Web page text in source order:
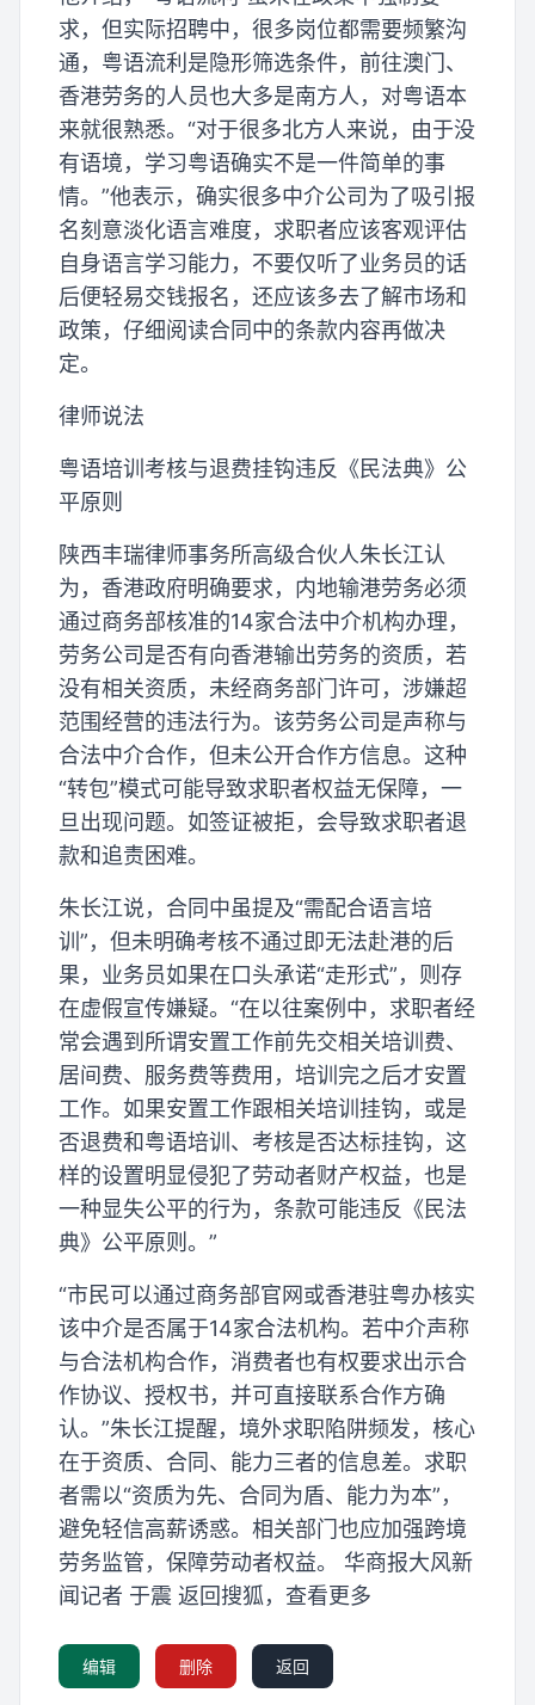
求，但实际招聘中，很多岗位都需要频繁沟
通，粤语流利是隐形筛选条件，前往澳门、
香港劳务的人员也大多是南方人，对粤语本
来就很熟悉。“对于很多北方人来说，由于没
有语境，学习粤语确实不是一件简单的事
情。”他表示，确实很多中介公司为了吸引报
名刻意淡化语言难度，求职者应该客观评估
自身语言学习能力，不要仅听了业务员的话
后便轻易交钱报名，还应该多去了解市场和
政策，仔细阅读合同中的条款内容再做决
定。
律师说法
粤语培训考核与退费挂钩违反《民法典》公
平原则
陕西丰瑞律师事务所高级合伙人朱长江认
为，香港政府明确要求，内地输港劳务必须
通过商务部核准的14家合法中介机构办理，
劳务公司是否有向香港输出劳务的资质，若
没有相关资质，未经商务部门许可，涉嫌超
范围经营的违法行为。该劳务公司是声称与
合法中介合作，但未公开合作方信息。这种
“转包”模式可能导致求职者权益无保障，一
旦出现问题。如签证被拒，会导致求职者退
款和追责困难。
朱长江说，合同中虽提及“需配合语言培
训”，但未明确考核不通过即无法赴港的后
果，业务员如果在口头承诺“走形式”，则存
在虚假宣传嫌疑。“在以往案例中，求职者经
常会遇到所谓安置工作前先交相关培训费、
居间费、服务费等费用，培训完之后才安置
工作。如果安置工作跟相关培训挂钩，或是
否退费和粤语培训、考核是否达标挂钩，这
样的设置明显侵犯了劳动者财产权益，也是
一种显失公平的行为，条款可能违反《民法
典》公平原则。”
“市民可以通过商务部官网或香港驻粤办核实
该中介是否属于14家合法机构。若中介声称
与合法机构合作，消费者也有权要求出示合
作协议、授权书，并可直接联系合作方确
认。”朱长江提醒，境外求职陷阱频发，核心
在于资质、合同、能力三者的信息差。求职
者需以“资质为先、合同为盾、能力为本”，
避免轻信高薪诱惑。相关部门也应加强跨境
劳务监管，保障劳动者权益。 华商报大风新
闻记者 于震 返回搜狐，查看更多
编辑 删除 返回